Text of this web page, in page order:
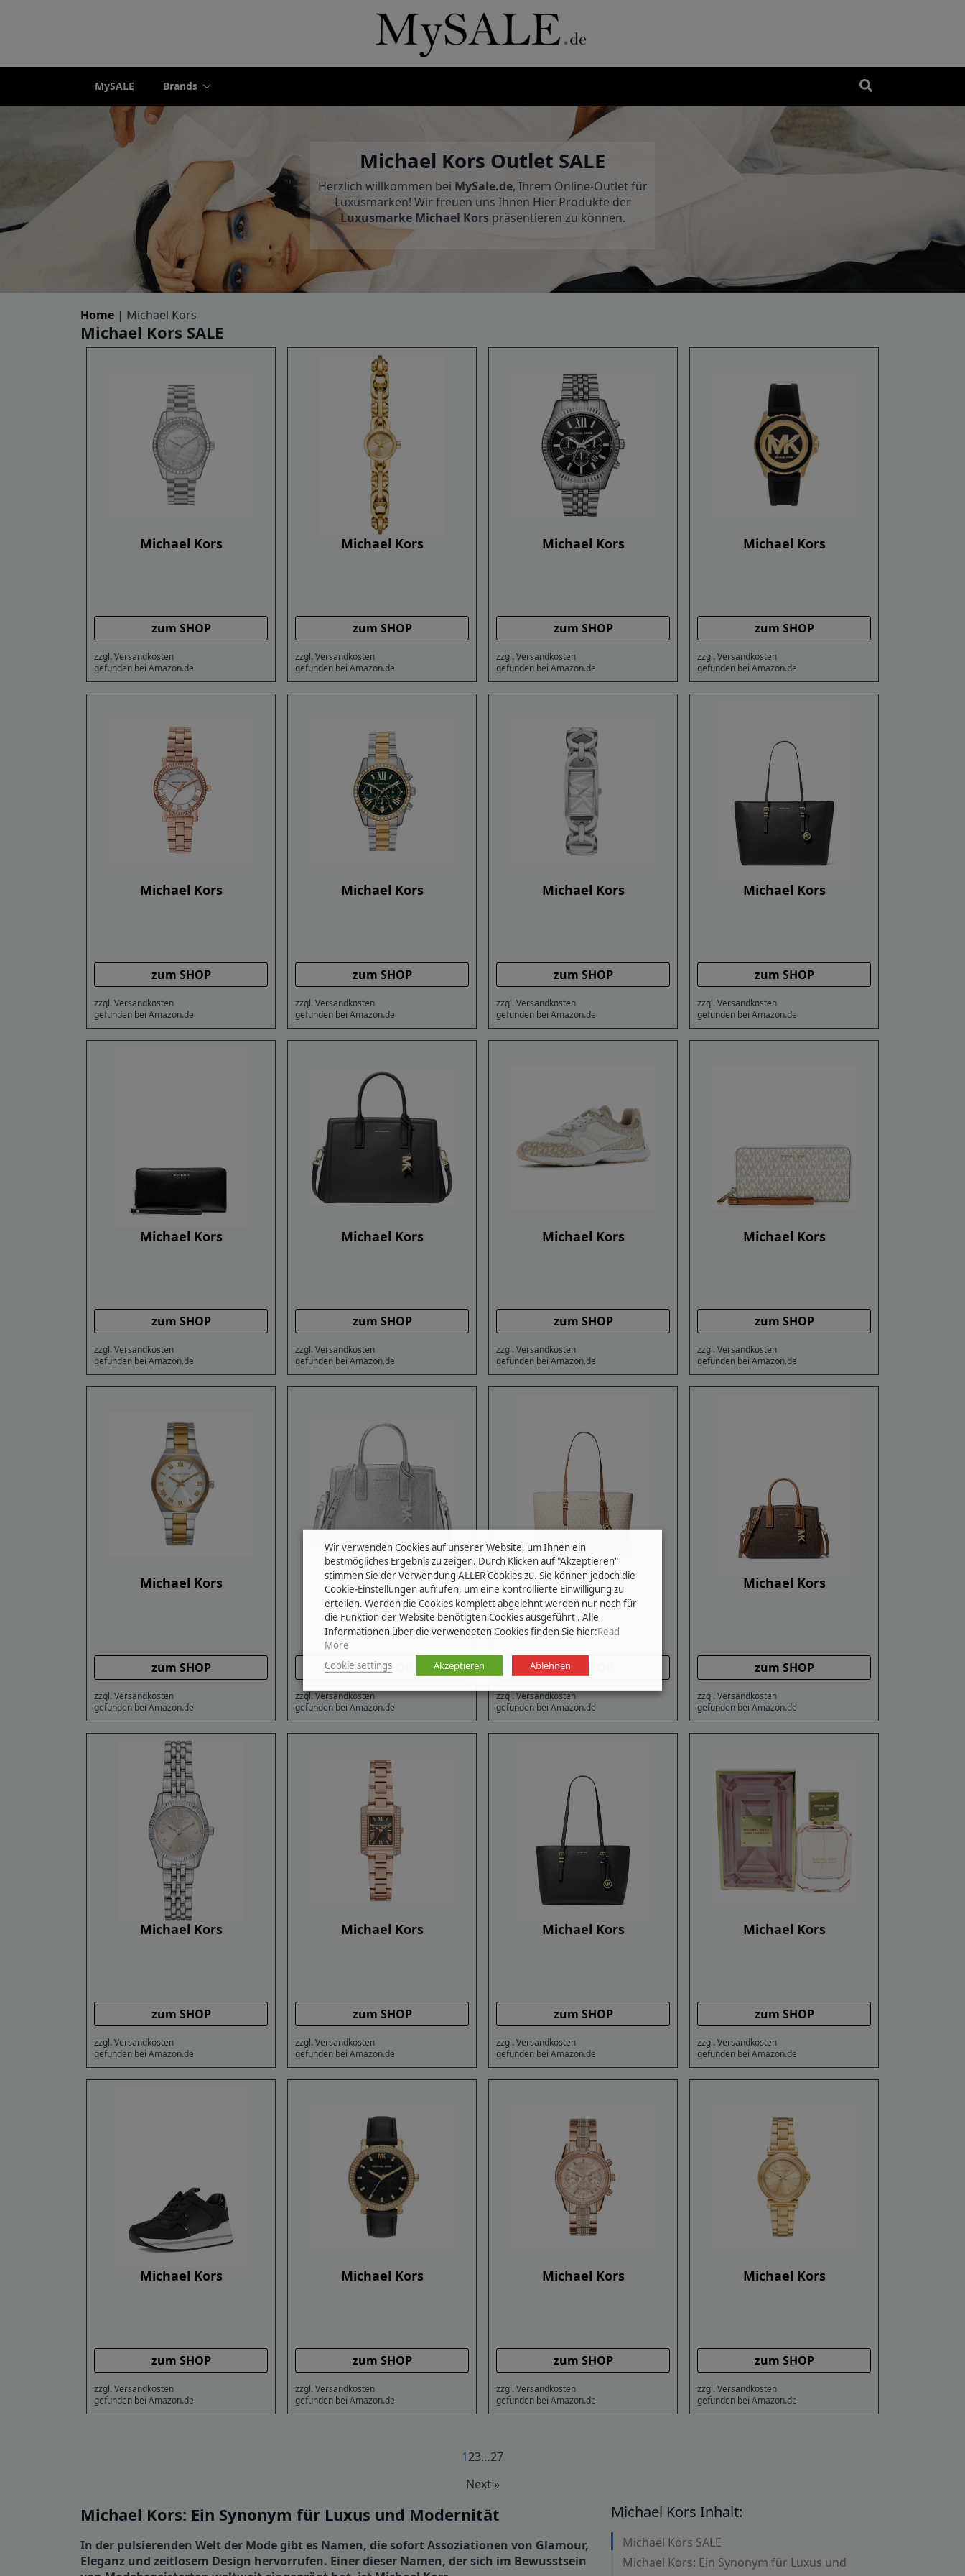
MySALE Brands
Michael Kors Outlet SALE
Herzlich willkommen bei MySale.de, Ihrem Online-Outlet für
Luxusmarken! Wir freuen uns Ihnen Hier Produkte der
Luxusmarke Michael Korspräsentieren zu können.
Home | Michael Kors
Michael Kors SALE
Michael Kors
zum SHOP
zzgl. Versandkosten
gefunden bei Amazon.de
Michael Kors
zum SHOP
zzgl. Versandkosten
gefunden bei Amazon.de
Michael Kors
zum SHOP
zzgl. Versandkosten
gefunden bei Amazon.de
Michael Kors
zum SHOP
zzgl. Versandkosten
gefunden bei Amazon.de
Michael Kors
zum SHOP
zzgl. Versandkosten
gefunden bei Amazon.de
Michael Kors
zum SHOP
zzgl. Versandkosten
gefunden bei Amazon.de
Michael Kors
zum SHOP
zzgl. Versandkosten
gefunden bei Amazon.de
Michael Kors
zum SHOP
zzgl. Versandkosten
gefunden bei Amazon.de
Michael Kors
zum SHOP
zzgl. Versandkosten
gefunden bei Amazon.de
Michael Kors
zum SHOP
zzgl. Versandkosten
gefunden bei Amazon.de
Michael Kors
zum SHOP
zzgl. Versandkosten
gefunden bei Amazon.de
Michael Kors
zum SHOP
zzgl. Versandkosten
gefunden bei Amazon.de
Michael Kors
zum SHOP
zzgl. Versandkosten
gefunden bei Amazon.de
Michael Kors
zum SHOP
zzgl. Versandkosten
gefunden bei Amazon.de
Michael Kors
zum SHOP
zzgl. Versandkosten
gefunden bei Amazon.de
Michael Kors
zum SHOP
zzgl. Versandkosten
gefunden bei Amazon.de
Michael Kors
zum SHOP
zzgl. Versandkosten
gefunden bei Amazon.de
Michael Kors
zum SHOP
zzgl. Versandkosten
gefunden bei Amazon.de
Michael Kors
zum SHOP
zzgl. Versandkosten
gefunden bei Amazon.de
Michael Kors
zum SHOP
zzgl. Versandkosten
gefunden bei Amazon.de
Michael Kors
zum SHOP
zzgl. Versandkosten
gefunden bei Amazon.de
Michael Kors
zum SHOP
zzgl. Versandkosten
gefunden bei Amazon.de
Michael Kors
zum SHOP
zzgl. Versandkosten
gefunden bei Amazon.de
Michael Kors
zum SHOP
zzgl. Versandkosten
gefunden bei Amazon.de
123…27
Next »
Michael Kors: Ein Synonym für Luxus und Modernität
In der pulsierenden Welt der Mode gibt es Namen, die sofort Assoziationen von Glamour,
Eleganz und zeitlosem Design hervorrufen. Einer dieser Namen, der sich im Bewusstsein
Michael Kors Inhalt:
Michael Kors SALE
Michael Kors: Ein Synonym für Luxus und
Wir verwenden Cookies auf unserer Website, um Ihnen ein
bestmögliches Ergebnis zu zeigen. Durch Klicken auf "Akzeptieren"
stimmen Sie der Verwendung ALLER Cookies zu. Sie können jedoch die
Cookie-Einstellungen aufrufen, um eine kontrollierte Einwilligung zu
erteilen. Werden die Cookies komplett abgelehnt werden nur noch für
die Funktion der Website benötigten Cookies ausgeführt . Alle
Informationen über die verwendeten Cookies finden Sie hier:Read
More
Cookie settings
Akzeptieren Ablehnen